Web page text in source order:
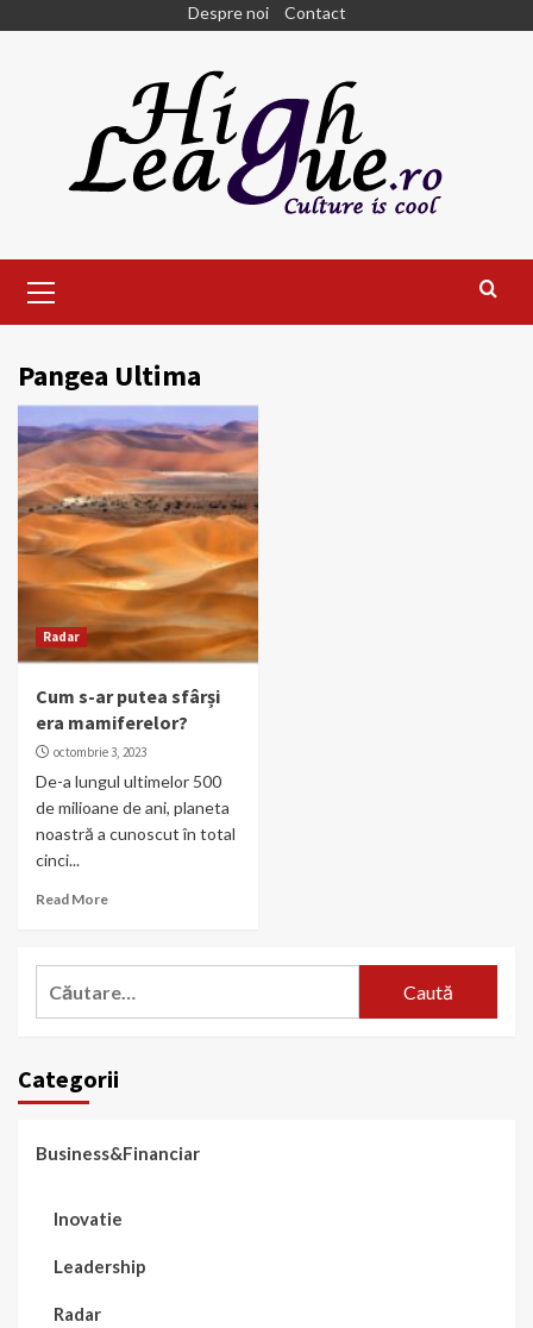
Despre noi Contact
Menu
Pangea Ultima
Radar
Cum s-ar putea sfârși
era mamiferelor?
octombrie 3, 2023
De-a lungul ultimelor 500
de milioane de ani, planeta
noastră a cunoscut în total
cinci...
Read More
Categorii
Business&Financiar
Inovatie
Leadership
Radar